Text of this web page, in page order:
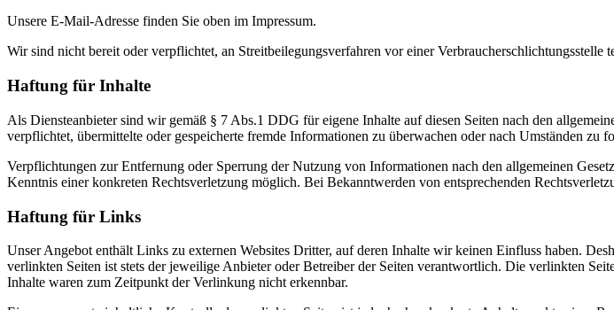
Unsere E-Mail-Adresse finden Sie oben im Impressum.
Wir sind nicht bereit oder verpflichtet, an Streitbeilegungsverfahren vor einer Verbraucherschlichtungsstelle
Haftung für Inhalte
Als Diensteanbieter sind wir gemäß § 7 Abs.1 DDG für eigene Inhalte auf diesen Seiten nach den
verpflichtet, übermittelte oder gespeicherte fremde Informationen zu überwachen oder nach Umständen zu
Verpflichtungen zur Entfernung oder Sperrung der Nutzung von Informationen nach den allgemeinen
Kenntnis einer konkreten Rechtsverletzung möglich. Bei Bekanntwerden von entsprechenden
Haftung für Links
Unser Angebot enthält Links zu externen Websites Dritter, auf deren Inhalte wir keinen Einfluss haben.
verlinkten Seiten ist stets der jeweilige Anbieter oder Betreiber der Seiten verantwortlich. Die verlinkten
Inhalte waren zum Zeitpunkt der Verlinkung nicht erkennbar.